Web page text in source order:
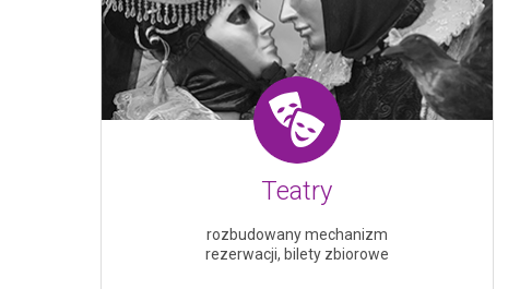
Teatry
rozbudowany mechanizm
rezerwacji, bilety zbiorowe